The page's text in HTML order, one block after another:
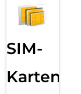
SIM-
Karten